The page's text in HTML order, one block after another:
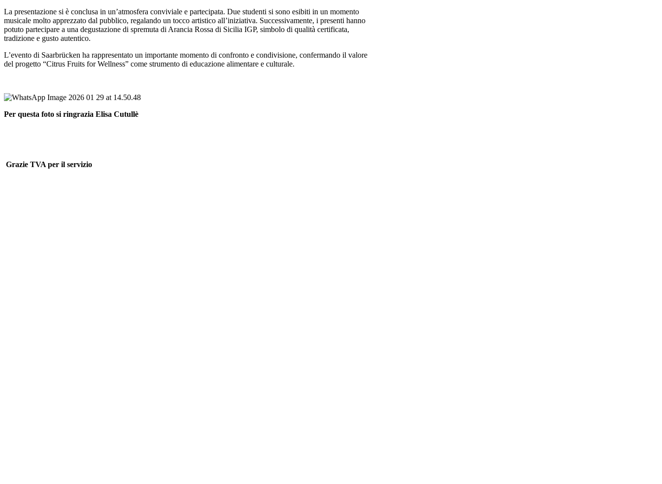
La presentazione si è conclusa in un’atmosfera conviviale e partecipata. Due studenti si sono esibiti in un momento
musicale molto apprezzato dal pubblico, regalando un tocco artistico all’iniziativa. Successivamente, i presenti hanno
potuto partecipare a una degustazione di spremuta di Arancia Rossa di Sicilia IGP, simbolo di qualità certificata,
tradizione e gusto autentico.
L’evento di Saarbrücken ha rappresentato un importante momento di confronto e condivisione, confermando il valore
del progetto “Citrus Fruits for Wellness” come strumento di educazione alimentare e culturale.
Per questa foto si ringrazia Elisa Cutullè
Grazie TVA per il servizio